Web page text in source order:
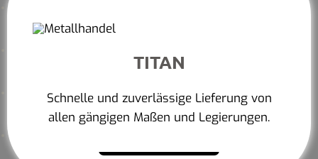
TITAN
Schnelle und zuverlässige Lieferung von
allen gängigen Maßen und Legierungen.